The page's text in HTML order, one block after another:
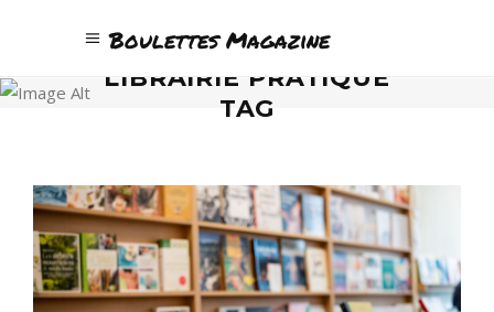
Boulettes Magazine
LIBRAIRIE PRATIQUE
TAG